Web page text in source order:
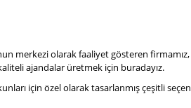
merkezi olarak faaliyet gösteren
ajandalar üretmek için buradayız.
için özel olarak tasarlanmış çeşitli